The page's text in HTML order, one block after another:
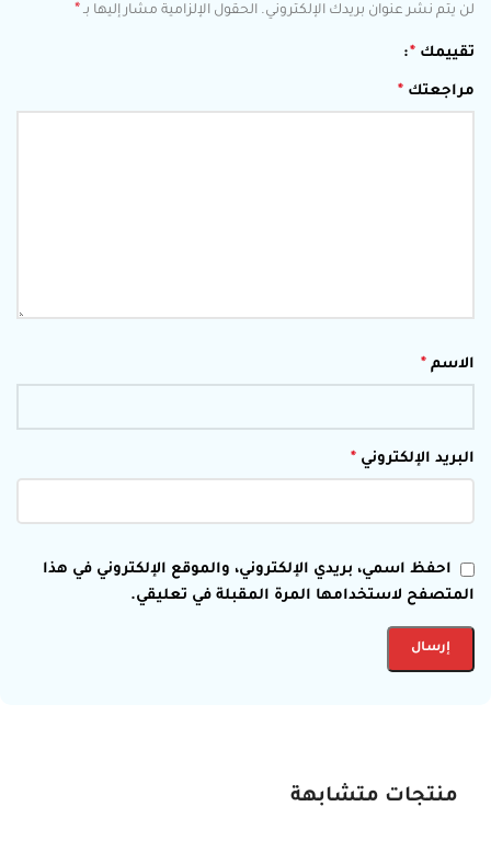
لن يتم نشر عنوان بريدك الإلكتروني. الحقول الإلزامية مشار إليها بـ *
تقييمك *
مراجعتك *
الاسم *
البريد الإلكتروني *
احفظ اسمي، بريدي الإلكتروني، والموقع الإلكتروني في هذا
المتصفح لاستخدامها المرة المقبلة في تعليقي.
منتجات متشابهة